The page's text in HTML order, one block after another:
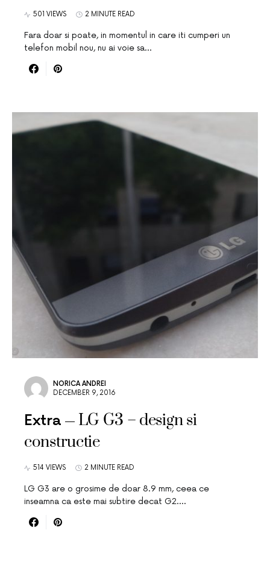
501 VIEWS 2 MINUTE READ
Fara doar si poate, in momentul in care iti cumperi un
telefon mobil nou, nu ai voie sa…
NORICA ANDREI
DECEMBER 9, 2016
Extra
LG G3 – design si
constructie
514 VIEWS 2 MINUTE READ
LG G3 are o grosime de doar 8.9 mm, ceea ce
inseamna ca este mai subtire decat G2.…